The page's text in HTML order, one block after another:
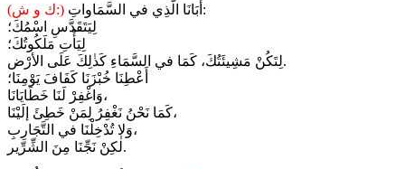
(ك و ش:)
أبَانَا الَّذِي في السَّمَاواتِ:
لِيَتَقَدَّسِ اسْمُكَ؛
لِيَأْتِ مَلَكُوتُكَ؛
لِتَكُنْ مَشِيئَتُكَ، كَمَا في السَّمَاءِ كَذٰلِكَ عَلَى الأرْض.
أَعْطِنَا خُبْزَنَا كَفَافَ يَوْمِنَا؛
وَاغْفِرْ لَنَا خَطَايَانَا،
كَمَا نَحْنُ نَغْفِرُ لِمَنْ خَطِئَ إلَيْنَا،
وَلا تُدْخِلْنَا في التَّجَارِبِ،
لٰكِنْ نَجِّنَا مِنَ الشِّرِّير.